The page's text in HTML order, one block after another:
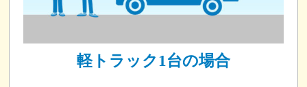
軽トラック1台の場合